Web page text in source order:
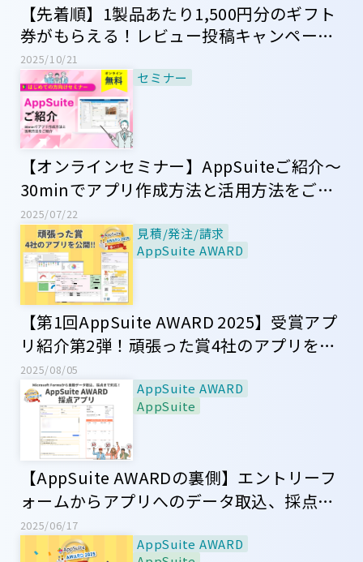
【先着順】1製品あたり1,500円分のギフト
券がもらえる！レビュー投稿キャンペーン
のご案内
2025/10/21
セミナー
【オンラインセミナー】AppSuiteご紹介～
30minでアプリ作成方法と活用方法をご紹
介～
2025/07/22
見積/発注/請求
AppSuite AWARD
【第1回AppSuite AWARD 2025】受賞アプ
リ紹介第2弾！頑張った賞4社のアプリをご
紹介
2025/08/05
AppSuite AWARD
AppSuite
【AppSuite AWARDの裏側】エントリーフ
ォームからアプリへのデータ取込、採点ま
でAppSuiteで対応！採点アプリをご紹介！
2025/06/17
AppSuite AWARD